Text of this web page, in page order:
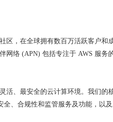
区，在全球拥有数百万活跃客户
网络 (APN) 包括专注于 AWS 服
活、最安全的云计算环境。我们
全、合规性和监管服务及功能，以